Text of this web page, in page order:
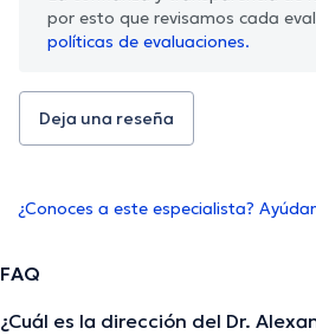
por esto que revisamos cada
políticas de evaluaciones.
Deja una reseña
¿Conoces a este especialista?
FAQ
¿Cuál es la dirección del Dr.